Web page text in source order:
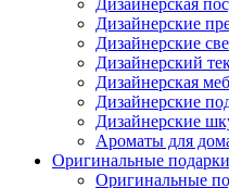
Дизайнерская
Дизайнерские
Дизайнерские
Дизайнерский
Дизайнерская
Дизайнерские
Дизайнерские
Ароматы для
Оригинальные подарки
Оригинальные